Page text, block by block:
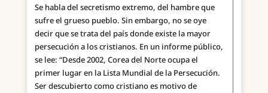
Se habla del secretismo extremo, del hambre que
sufre el grueso pueblo. Sin embargo, no se oye
decir que se trata del país donde existe la mayor
persecución a los cristianos. En un informe público,
se lee: “Desde 2002, Corea del Norte ocupa el
primer lugar en la Lista Mundial de la Persecución.
Ser descubierto como cristiano es motivo de